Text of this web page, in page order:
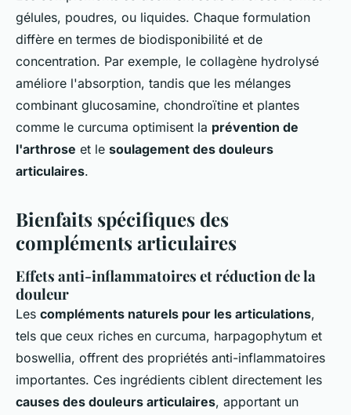
gélules, poudres, ou liquides. Chaque formulation
diffère en termes de biodisponibilité et de
concentration. Par exemple, le collagène hydrolysé
améliore l'absorption, tandis que les mélanges
combinant glucosamine, chondroïtine et plantes
comme le curcuma optimisent la prévention de
l'arthrose et le soulagement des douleurs
articulaires.
Bienfaits spécifiques des
compléments articulaires
Effets anti-inflammatoires et réduction de la
douleur
Les compléments naturels pour les articulations,
tels que ceux riches en curcuma, harpagophytum et
boswellia, offrent des propriétés anti-inflammatoires
importantes. Ces ingrédients ciblent directement les
causes des douleurs articulaires, apportant un